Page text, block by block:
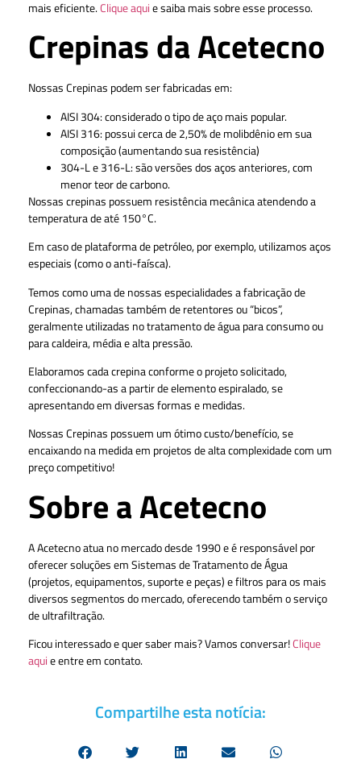
mais eficiente.Clique aquie saiba mais sobre esse processo.
Crepinas da Acetecno
Nossas Crepinas podem ser fabricadas em:
AISI 304: considerado o tipo de aço mais popular.
AISI 316: possui cerca de 2,50% de molibdênio em sua
composição (aumentando sua resistência)
304-L e 316-L: são versões dos aços anteriores, com
menor teor de carbono.
Nossas crepinas possuem resistência mecânica atendendo a
temperatura de até 150°C.
Em caso de plataforma de petróleo, por exemplo, utilizamos aços
especiais (como o anti-faísca).
Temos como uma de nossas especialidades a fabricação de
Crepinas, chamadas também de retentores ou “bicos”,
geralmente utilizadas no tratamento de água para consumo ou
para caldeira, média e alta pressão.
Elaboramos cada crepina conforme o projeto solicitado,
confeccionando-as a partir de elemento espiralado, se
apresentando em diversas formas e medidas.
Nossas Crepinas possuem um ótimo custo/benefício, se
encaixando na medida em projetos de alta complexidade com um
preço competitivo!
Sobre a Acetecno
A Acetecno atua no mercado desde 1990 e é responsável por
oferecer soluções em Sistemas de Tratamento de Água
(projetos, equipamentos, suporte e peças) e filtros para os mais
diversos segmentos do mercado, oferecendo também o serviço
de ultrafiltração.
Ficou interessado e quer saber mais? Vamos conversar!Clique
aquie entre em contato.
Compartilhe esta notícia: